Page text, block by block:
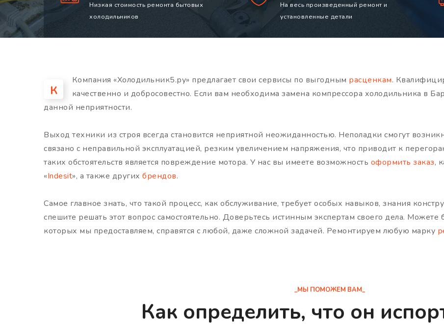
Низкая стоимость ремонта бытовых
холодильников
На весь произведенный ремонт и
установленные детали
К
Компания «Холодильник5.ру» предлагает свои сервисы по выгодным расценкам.
качественно и добросовестно. Если вам необходима замена компрессора холодильника в
данной неприятности.
Выход техники из строя всегда становится неприятной неожиданностью. Неполадки смогут
связано с неправильной эксплуатацией, резким увеличением напряжения, что приводит к
таких обстоятельств является повреждение мотора. У нас вы имеете возможность оформить заказ,
«Indesit», а также других брендов.
Самое главное знать, что такой процесс, как обслуживание, требует особых навыков, знания
спешите решать этот вопрос самостоятельно. Доверьтесь истинным экспертам своего дела.
которых мы предоставляем, справятся с любой, даже сложной задачей. Ремонтируем любую марку
_МЫ ПОМОЖЕМ ВАМ_
Как определить, что он